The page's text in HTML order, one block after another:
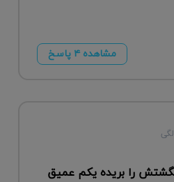
مشاهده ۴ پاسخ
را بریده یکم عمیق